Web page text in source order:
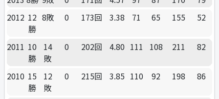
2012 12
勝
8敗 0 173回 3.38 71 65 155 52
2011 10
勝
14
敗
0 202回 4.80 111 108 211 82
2010 15
勝
12
敗
0 215回 3.85 110 92 198 86